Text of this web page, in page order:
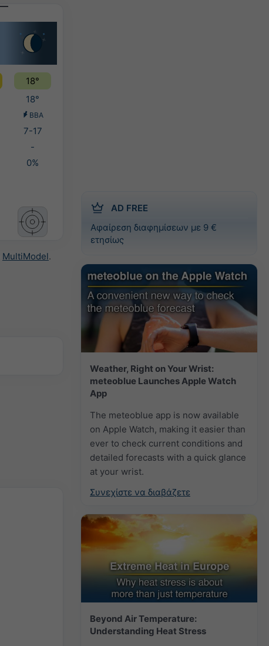
AD FREE
Αφαίρεση διαφημίσεων με 9 €
ετησίως
Weather, Right on Your Wrist:
meteoblue Launches Apple Watch
App
The meteoblue app is now available
on Apple Watch, making it easier than
ever to check current conditions and
detailed forecasts with a quick glance
at your wrist.
Συνεχίστε να διαβάζετε
Beyond Air Temperature:
Understanding Heat Stress
18°
18°
ΒΒΑ
7-17
-
0%
MultiModel.